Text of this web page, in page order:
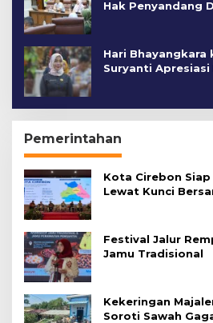
Hak Penyandang
Hari Bhayangkara
Suryanti
Pemerintahan
Kota Cirebon
Lewat Kunci
Festival Jalur
Jamu Tradisional
Kekeringan
Soroti Sawah